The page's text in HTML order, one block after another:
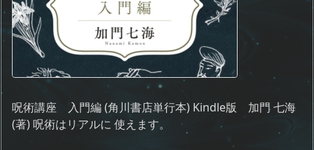
呪術講座 入門編 (角川書店単行本) Kindle版 加門 七海
(著) 呪術はリアルに 使えます。